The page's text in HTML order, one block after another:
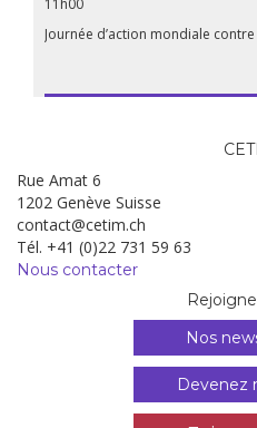
Journée d’action mondiale
Rue Amat 6
1202 Genève Suisse
contact@cetim.ch
Tél. +41 (0)22 731 59 63
Nous contacter
Nos
Devenez